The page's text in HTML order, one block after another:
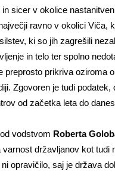
sicer v okolice
ravno v okolici Viča,
ki so jih zagrešili
in telo ter spolno
preprosto prikriva oziroma
Zgovoren je tudi
od začetka leta do
vodstvom Roberta
državljanov kot
opravičilo, saj je država